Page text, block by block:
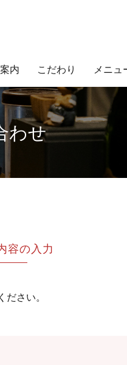
内 こだわり メニュ
わせ
容の入力
さい。